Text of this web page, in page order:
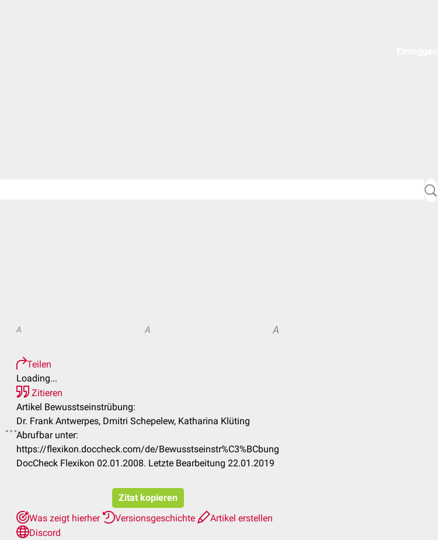
A A A
Teilen
Loading...
Zitieren
Artikel Bewusstseinstrübung:
Dr. Frank Antwerpes, Dmitri Schepelew, Katharina Klüting
Abrufbar unter:
https://flexikon.doccheck.com/de/Bewusstseinstr%C3%BCbung
DocCheck Flexikon 02.01.2008. Letzte Bearbeitung 22.01.2019
Zitat kopieren
Was zeigt hierher
Versionsgeschichte
Artikel erstellen
Discord